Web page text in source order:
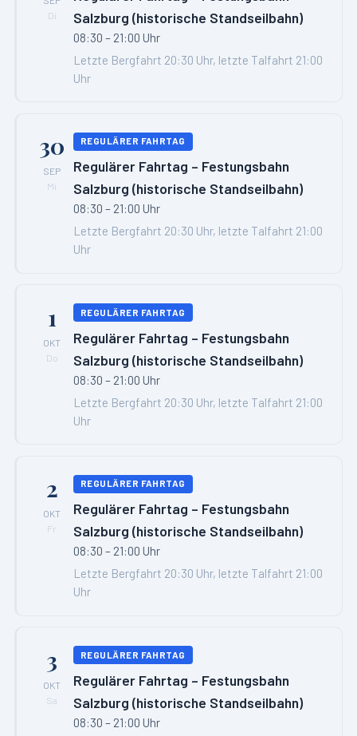
Di
Salzburg (historische Standseilbahn)
08:30 – 21:00 Uhr
Letzte Bergfahrt 20:30 Uhr, letzte Talfahrt 21:00
Uhr
30
SEP
Mi
REGULÄRER FAHRTAG
Regulärer Fahrtag – Festungsbahn
Salzburg (historische Standseilbahn)
08:30 – 21:00 Uhr
Letzte Bergfahrt 20:30 Uhr, letzte Talfahrt 21:00
Uhr
1
OKT
Do
REGULÄRER FAHRTAG
Regulärer Fahrtag – Festungsbahn
Salzburg (historische Standseilbahn)
08:30 – 21:00 Uhr
Letzte Bergfahrt 20:30 Uhr, letzte Talfahrt 21:00
Uhr
2
OKT
Fr
REGULÄRER FAHRTAG
Regulärer Fahrtag – Festungsbahn
Salzburg (historische Standseilbahn)
08:30 – 21:00 Uhr
Letzte Bergfahrt 20:30 Uhr, letzte Talfahrt 21:00
Uhr
3
OKT
Sa
REGULÄRER FAHRTAG
Regulärer Fahrtag – Festungsbahn
Salzburg (historische Standseilbahn)
08:30 – 21:00 Uhr